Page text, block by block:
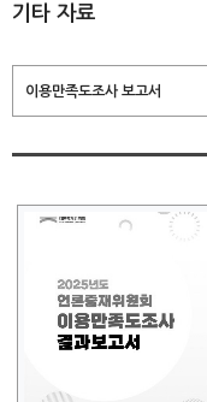
기타 자료
이용만족도조사 보고서